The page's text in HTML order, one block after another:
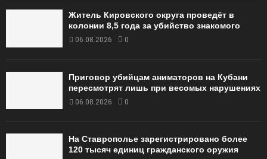
Житель Кировского округа проведёт в
колонии 8,5 года за убийство знакомого
06.08.2026 0
Приговор убийцам аниматоров на Кубани
пересмотрят лишь при весомых нарушениях
06.08.2026 0
На Ставрополье зарегистрировано более
120 тысяч единиц гражданского оружия